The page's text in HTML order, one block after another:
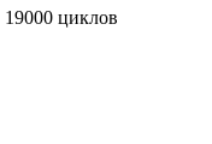
19000 циклов